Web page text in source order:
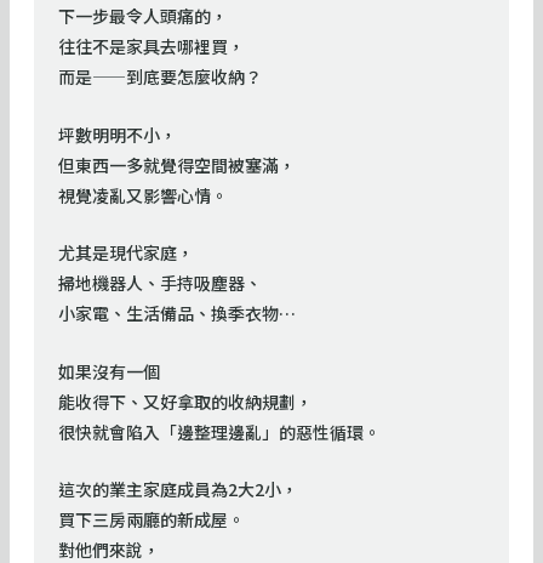
下一步最令人頭痛的，
往往不是家具去哪裡買，
而是——到底要怎麼收納？
坪數明明不小，
但東西一多就覺得空間被塞滿，
視覺凌亂又影響心情。
尤其是現代家庭，
掃地機器人、手持吸塵器、
小家電、生活備品、換季衣物…
如果沒有一個
能收得下、又好拿取的收納規劃，
很快就會陷入「邊整理邊亂」的惡性循環。
這次的業主家庭成員為2大2小，
買下三房兩廳的新成屋。
對他們來說，